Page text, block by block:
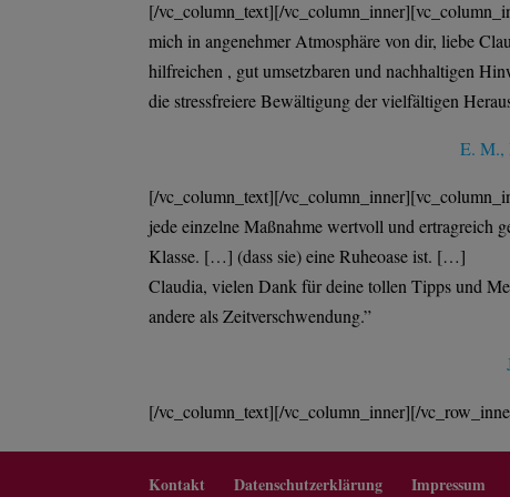
[/vc_column_text][/
mich in angenehmer Atmosphäre von dir, liebe
hilfreichen , gut umsetzbaren und nachhaltigen
die stressfreiere Bewältigung der vielfältigen
E. M.,
[/vc_column_text][/
jede einzelne Maßnahme wertvoll und ertragreich
Klasse. […] (dass sie) eine Ruheoase ist. […]
Claudia, vielen Dank für deine tollen Tipps und
andere als Zeitverschwendung.”
[/vc_column_text][/vc_column_inner][/
Kontakt Datenschutzerklärung Impressum